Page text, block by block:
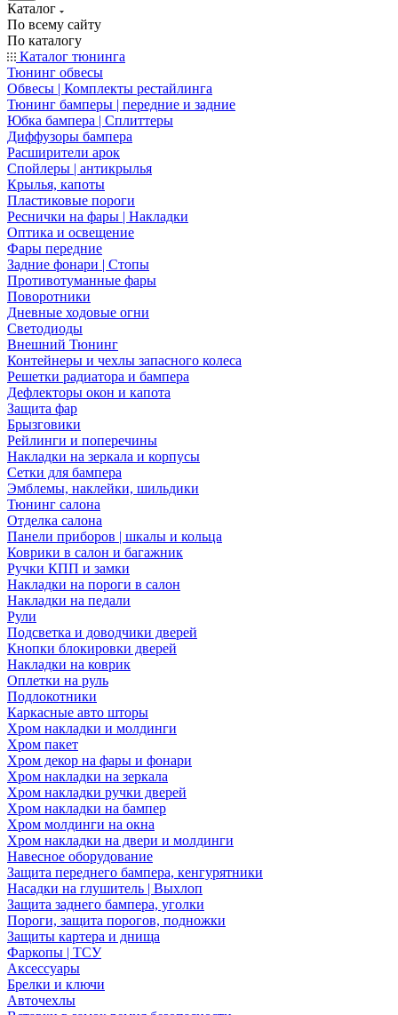
Каталог
По всему сайту
По каталогу
Каталог тюнинга
Тюнинг обвесы
Обвесы | Комплекты рестайлинга
Тюнинг бамперы | передние и задние
Юбка бампера | Сплиттеры
Диффузоры бампера
Расширители арок
Спойлеры | антикрылья
Крылья, капоты
Пластиковые пороги
Реснички на фары | Накладки
Оптика и освещение
Фары передние
Задние фонари | Стопы
Противотуманные фары
Поворотники
Дневные ходовые огни
Светодиоды
Внешний Тюнинг
Контейнеры и чехлы запасного колеса
Решетки радиатора и бампера
Дефлекторы окон и капота
Защита фар
Брызговики
Рейлинги и поперечины
Накладки на зеркала и корпусы
Сетки для бампера
Эмблемы, наклейки, шильдики
Тюнинг салона
Отделка салона
Панели приборов | шкалы и кольца
Коврики в салон и багажник
Ручки КПП и замки
Накладки на пороги в салон
Накладки на педали
Рули
Подсветка и доводчики дверей
Кнопки блокировки дверей
Накладки на коврик
Оплетки на руль
Подлокотники
Каркасные авто шторы
Хром накладки и молдинги
Хром пакет
Хром декор на фары и фонари
Хром накладки на зеркала
Хром накладки ручки дверей
Хром накладки на бампер
Хром молдинги на окна
Хром накладки на двери и молдинги
Навесное оборудование
Защита переднего бампера, кенгурятники
Насадки на глушитель | Выхлоп
Защита заднего бампера, уголки
Пороги, защита порогов, подножки
Защиты картера и днища
Фаркопы | ТСУ
Аксессуары
Брелки и ключи
Авточехлы